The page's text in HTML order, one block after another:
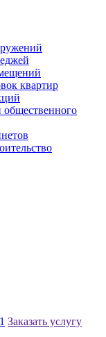
квартир
Заказать услугу